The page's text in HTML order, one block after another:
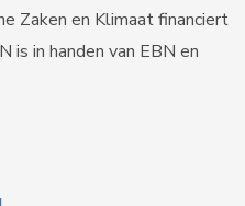
Zaken en Klimaat financiert
is in handen van EBN en